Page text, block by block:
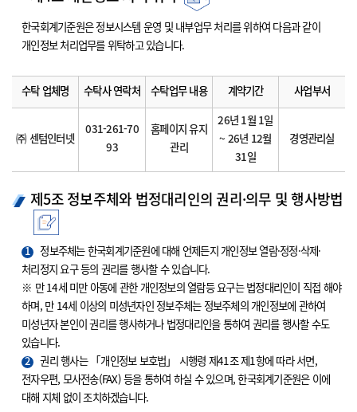
한국회계기준원은 정보시스템 운영 및 내부업무 처리를 위하여 다음과 같이
개인정보 처리업무를 위탁하고 있습니다.
수탁 업체명 수탁사 연락처 수탁업무 내용 계약기간 사업부서
㈜ 센텀인터넷
031-261-70
93
홈페이지 유지
관리
26년 1월 1일
~ 26년 12월
31일
경영관리실
제5조 정보주체와 법정대리인의 권리·의무 및 행사방법
1
정보주체는 한국회계기준원에 대해 언제든지 개인정보 열람·정정·삭제·
처리정지 요구 등의 권리를 행사할 수 있습니다.
※ 만 14세 미만 아동에 관한 개인정보의 열람등 요구는 법정대리인이 직접 해야
하며, 만 14세 이상의 미성년자인 정보주체는 정보주체의 개인정보에 관하여
미성년자 본인이 권리를 행사하거나 법정대리인을 통하여 권리를 행사할 수도
있습니다.
2
권리 행사는 「개인정보 보호법」 시행령 제41조 제1항에 따라 서면,
전자우편, 모사전송(FAX) 등을 통하여 하실 수 있으며, 한국회계기준원은 이에
대해 지체 없이 조치하겠습니다.